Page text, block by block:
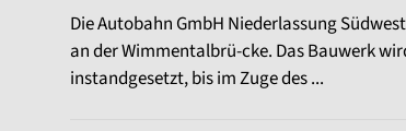
Die Autobahn GmbH Niederlassung
an der Wimmentalbrü-cke. Das Bauwerk
instandgesetzt, bis im Zuge des ...